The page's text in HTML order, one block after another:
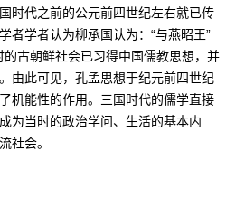
时代之前的公元前四世纪左右就已传
者学者认为柳承国认为：“与燕昭王”
的古朝鲜社会已习得中国儒教思想，并
由此可见，孔孟思想于纪元前四世纪
机能性的作用。三国时代的儒学直接
为当时的政治学问、生活的基本内
社会。